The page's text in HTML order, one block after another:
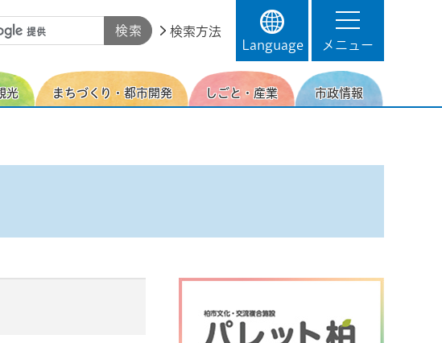
検索方法
Language
メニュー
光 まちづくり・都市開発 しごと・産業 市政情報